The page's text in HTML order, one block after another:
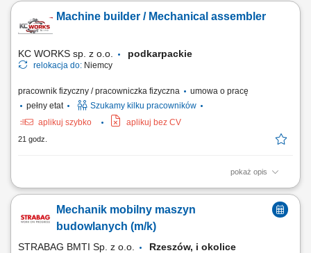
konserwacja urządzeń pomocniczych takich jak zagęszczarki i piły,
wykonywanie przeglądów technicznych oraz działań modernizacyjnych,
Machine builder / Mechanical assembler
KC WORKS sp. z o.o. podkarpackie
relokacja do: Niemcy
pracownik fizyczny / pracowniczka fizyczna
umowa o pracę
pełny etat
Szukamy kilku pracowników
aplikuj szybko
aplikuj bez CV
21 godz.
pokaż opis
The work will be carried out at our production and assembly location in
mechanical components; Installation of machine parts according to
technical drawings; Mechanical fitting and assembly work; Assembly of
Mechanik mobilny maszyn
budowlanych (m/k)
STRABAG BMTI Sp. z o.o.
Rzeszów, i okolice